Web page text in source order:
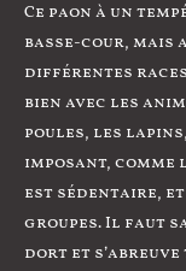
Ce paon à un
basse-cour, mais
différentes
bien avec les
poules, les
imposant, comme
est sédentaire,
groupes. Il faut
dort et